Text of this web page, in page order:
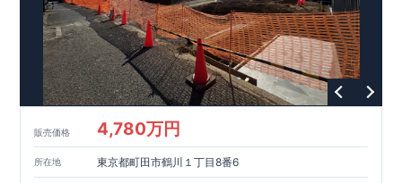
エネルギー消費量（断熱等性能）の必須4分野、空気環境で、最
高等級取得！ ■ 耐震等級3 もっと詳しく 東栄住宅の建物
は、国が定めた耐震最高等級3を取得。建築基準法に定められ
た、｢数百年に一度発生する地震に対して、倒壊、崩壊しない｣
という基準から、さらに1.5倍の耐震力を達成しています。
風等級2 災害時の損傷の受けにくさを評価されています。建築
1.2倍の暴風に対しても損傷を生じないことで耐風最高等級
取得しています。 ■自社一貫体制もっと詳しく 東栄住宅は土
地の仕入れ、設計、施工、販売、メンテナンスまで、すべての
販売価格 4,780万円
所在地 東京都町田市鶴川１丁目8番6